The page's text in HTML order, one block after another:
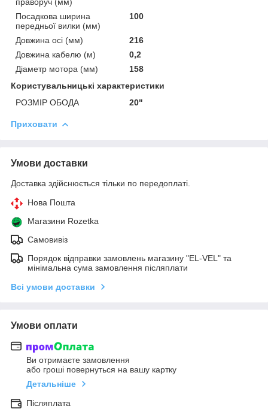
Посадкова ширина
передньої вилки (мм)
100
Довжина осі (мм)
216
Довжина кабелю (м)
0,2
Діаметр мотора (мм)
158
Користувальницькі характеристики
РОЗМІР ОБОДА
20"
Приховати
Умови доставки
Доставка здійснюється тільки по передоплаті.
Нова Пошта
Магазини Rozetka
Самовивіз
Порядок відправки замовлень магазину "EL-VEL" та
мінімальна сума замовлення післяплати
Всі умови доставки
Умови оплати
Ви отримаєте замовлення
або гроші повернуться на вашу картку
Детальніше
Післяплата